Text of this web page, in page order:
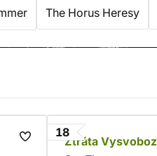
The Horus Heresy
18
Ztráta